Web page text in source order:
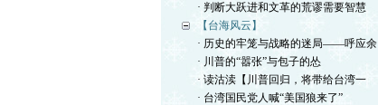
· 判断大跃进和文革的荒谬需要智慧
【台海风云】
· 历史的牢笼与战略的迷局——呼应余
· 川普的“嚣张”与包子的怂
· 读沽渎【川普回归，将带给台湾一
· 台湾国民党人喊“美国狼来了”